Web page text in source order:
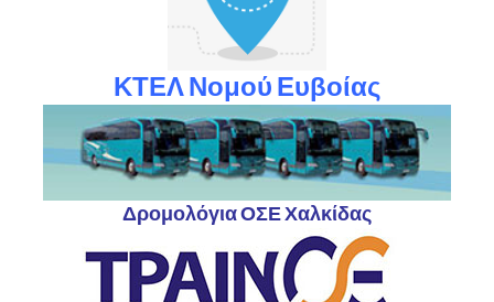
ΚΤΕΛ Νομού Ευβοίας
Δρομολόγια ΟΣΕ Χαλκίδας